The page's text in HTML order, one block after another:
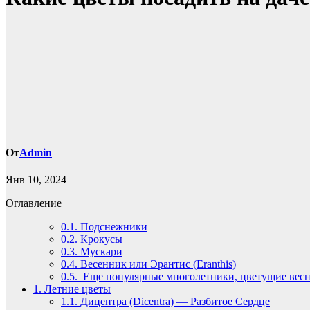
ОтAdmin
Янв 10, 2024
Оглавление
0.1. Подснежники
0.2. Крокусы
0.3. Мускари
0.4. Весенник или Эрантис (Eranthis)
0.5. Еще популярные многолетники, цветущие
1. Летние цветы
1.1. Дицентра (Dicentra) — Разбитое Сердце